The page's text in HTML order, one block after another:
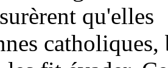
qu'elles